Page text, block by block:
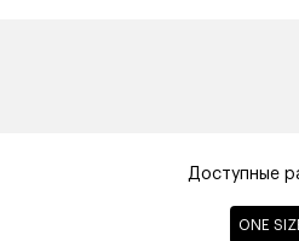
Доступные
ONE